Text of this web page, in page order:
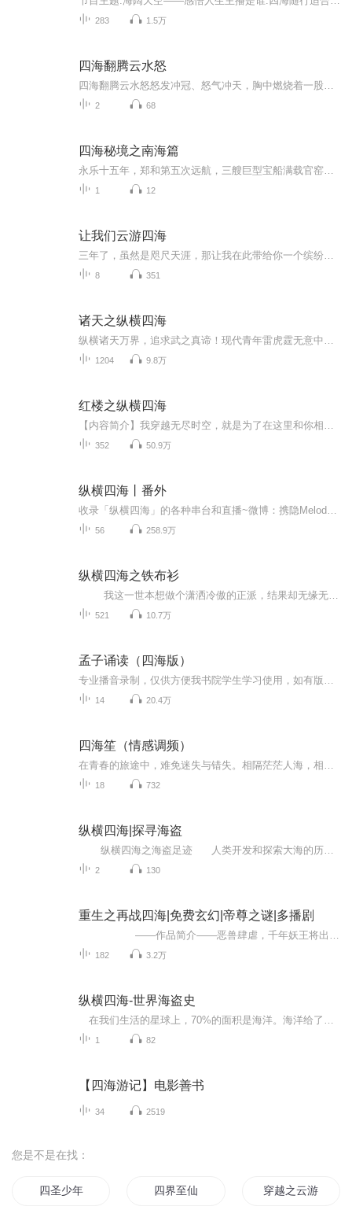
283 1.5万
四海翻腾云水怒
2 68
四海秘境之南海篇
1 12
让我们云游四海
8 351
诸天之纵横四海
1204 9.8万
红楼之纵横四海
352 50.9万
纵横四海丨番外
56 258.9万
纵横四海之铁布衫
521 10.7万
孟子诵读（四海版）
14 20.4万
四海笙（情感调频）
18 732
纵横四海|探寻海盗
2 130
重生之再战四海|免费玄幻|帝尊之谜|多播剧
182 3.2万
纵横四海-世界海盗史
1 82
【四海游记】电影善书
34 2519
您是不是在找：
四圣少年 四界至仙 穿越之云游四海